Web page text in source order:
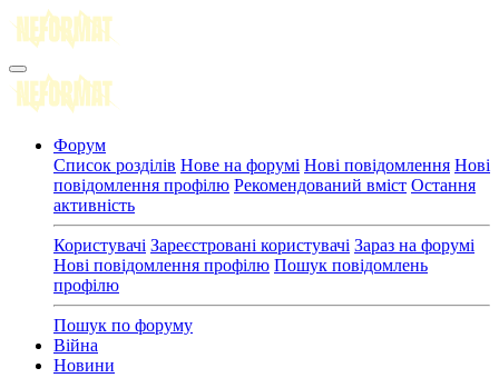
Форум
Список розділів Нове на форумі Нові повідомлення Нові
повідомлення профілю Рекомендований вміст Остання
активність
Користувачі Зареєстровані користувачі Зараз на форумі
Нові повідомлення профілю Пошук повідомлень
профілю
Пошук по форуму
Війна
Новини